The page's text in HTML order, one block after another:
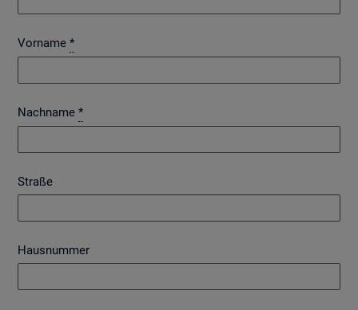
Vorname *
Nachname *
Straße
Hausnummer